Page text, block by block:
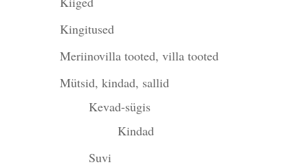
Kingitused
Meriinovilla tooted, villa tooted
Mütsid, kindad, sallid
Kevad-sügis
Kindad
Suvi